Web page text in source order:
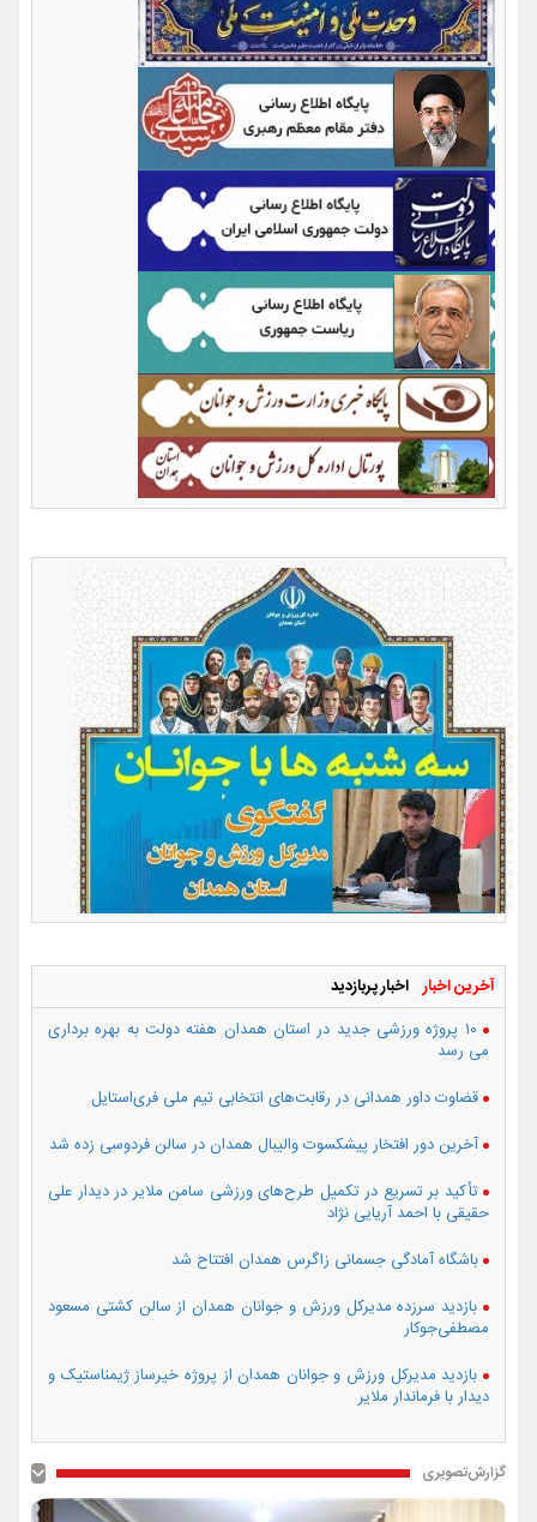
آخرین اخبار اخبار پربازدید
۱۰ پروژه ورزشی جدید در استان همدان هفته دولت به بهره برداری
می رسد
قضاوت داور همدانی در رقابت‌های انتخابی تیم ملی فری‌استایل
آخرین دور افتخار پیشکسوت والیبال همدان در سالن فردوسی زده شد
تأکید بر تسریع در تکمیل طرح‌های ورزشی سامن ملایر در دیدار علی
حقیقی با احمد آریایی نژاد
باشگاه آمادگی جسمانی زاگرس همدان افتتاح شد
بازدید سرزده مدیرکل ورزش و جوانان همدان از سالن کشتی مسعود
مصطفی‌جوکار
بازدید مدیرکل ورزش و جوانان همدان از پروژه خیرساز ژیمناستیک و
دیدار با فرماندار ملایر
گزارش‌تصویری